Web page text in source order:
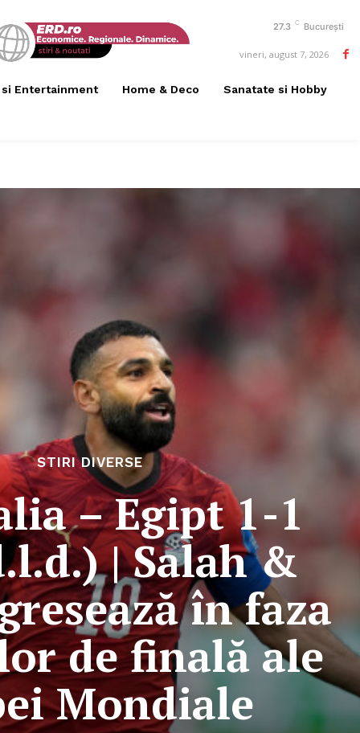
27.3 C București
vineri, august 7, 2026
Entertainment Home & Deco Sanatate si Hobby
STIRI DIVERSE
– Egipt 1-1
| Salah &
în faza
de finală ale
Mondiale